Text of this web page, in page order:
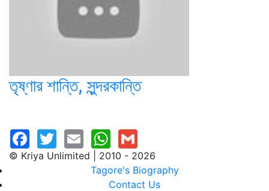
তৃষ্ণার শান্তি, সুন্দরকান্তি
© Kriya Unlimited | 2010 - 2026
Tagore's Biography
Contact Us